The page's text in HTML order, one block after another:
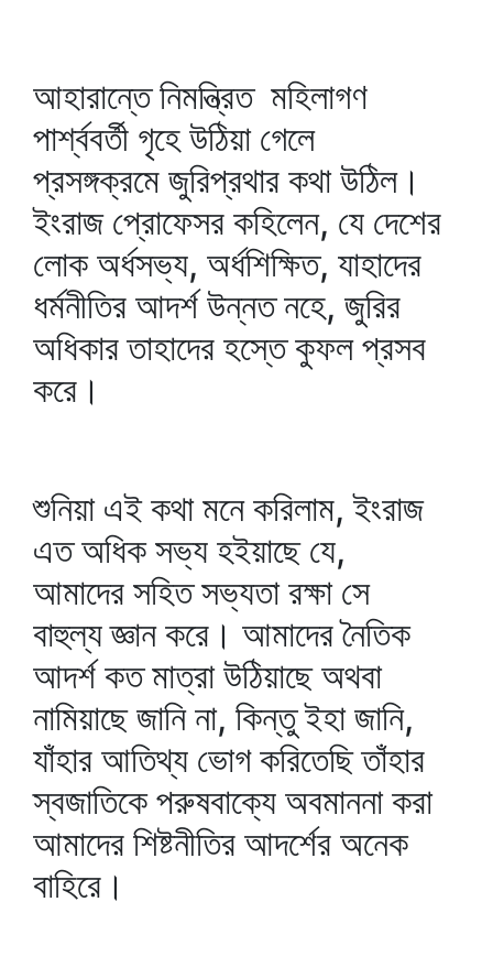
আহারান্তে নিমন্ত্রিত মহিলাগণ
পার্শ্ববর্তী গৃহে উঠিয়া গেলে
প্রসঙ্গক্রমে জুরিপ্রথার কথা উঠিল।
ইংরাজ প্রোফেসর কহিলেন, যে দেশের
লোক অর্ধসভ্য, অর্ধশিক্ষিত, যাহাদের
ধর্মনীতির আদর্শ উন্নত নহে, জুরির
অধিকার তাহাদের হস্তে কুফল প্রসব
করে।
শুনিয়া এই কথা মনে করিলাম, ইংরাজ
এত অধিক সভ্য হইয়াছে যে,
আমাদের সহিত সভ্যতা রক্ষা সে
বাহুল্য জ্ঞান করে। আমাদের নৈতিক
আদর্শ কত মাত্রা উঠিয়াছে অথবা
নামিয়াছে জানি না, কিন্তু ইহা জানি,
যাঁহার আতিথ্য ভোগ করিতেছি তাঁহার
স্বজাতিকে পরুষবাক্যে অবমাননা করা
আমাদের শিষ্টনীতির আদর্শের অনেক
বাহিরে।